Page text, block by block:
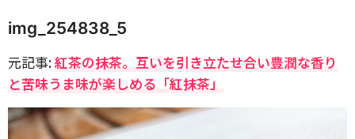
img_254838_5
元記事:紅茶の抹茶。互いを引き立たせ合い豊潤な香り
と苦味うま味が楽しめる「紅抹茶」